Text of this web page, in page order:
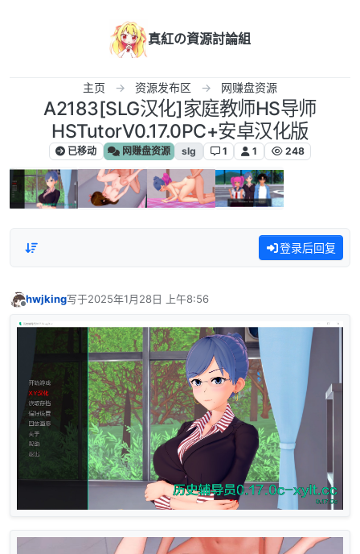
真紅の資源討論組
主页 资源发布区 网赚盘资源
A2183[SLG汉化]家庭教师HS导师
HSTutorV0.17.0PC+安卓汉化版
已移动 网赚盘资源 slg 1 1 248
登录后回复
hwjking写于2025年1月28日 上午8:56
最后由 编辑